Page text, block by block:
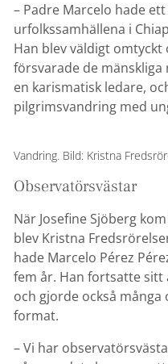
– Padre Marcelo hade
urfolkssamhällena i
Han blev väldigt omtyckt
försvarade de
en karismatisk ledare,
pilgrimsvandring med
Vandring. Bild: Kristna
Observatörsvästar
När Josefine Sjöberg
blev Kristna
hade Marcelo Pérez
fem år. Han fortsatte
och gjorde också
format.
– Vi har